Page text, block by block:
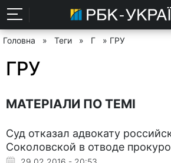
Головна » Теги » Г » ГРУ
ГРУ
МАТЕРІАЛИ ПО ТЕМІ
Суд отказал адвокату
Соколовской в отводе